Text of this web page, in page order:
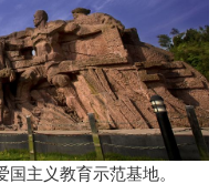
主义教育示范基地。